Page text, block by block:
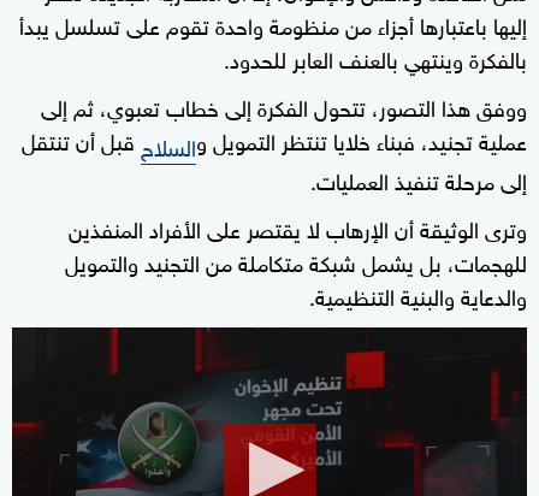
إليها باعتبارها أجزاء من منظومة واحدة تقوم على تسلسل يبدأ
بالفكرة وينتهي بالعنف العابر للحدود.
ووفق هذا التصور، تتحول الفكرة إلى خطاب تعبوي، ثم إلى
عملية تجنيد، فبناء خلايا تنتظر التمويل والسلاح قبل أن تنتقل
إلى مرحلة تنفيذ العمليات.
وترى الوثيقة أن الإرهاب لا يقتصر على الأفراد المنفذين
للهجمات، بل يشمل شبكة متكاملة من التجنيد والتمويل
والدعاية والبنية التنظيمية.
10
minutes,